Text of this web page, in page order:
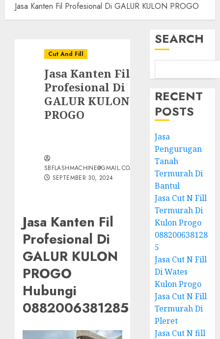
Jasa Kanten Fil Profesional Di GALUR KULON PROGO
Cut And Fill
Jasa Kanten Fil
Profesional Di
GALUR KULON
PROGO
SBFLASHMACHINE@GMAIL.COM
SEPTEMBER 30, 2024
Jasa Kanten Fil
Profesional Di
GALUR KULON
PROGO
Hubungi
0882006381285
SEARCH
RECENT
POSTS
Jasa
Pengurugan
Tanah
Termurah Di
Bantul
Jasa Cut N Fill
Termurah Di
Kulon Progo
088200638128
5
Jasa Cut N Fill
Di Wates
Kulon Progo
Jasa Cut N Fill
Termurah Di
Pleret
Jasa Cut N fill